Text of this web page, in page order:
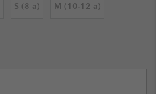
S (8 a) M (10-12 a)